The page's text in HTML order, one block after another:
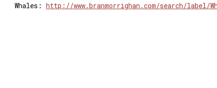
Whales: http://www.branmorrighan.com/search/label/